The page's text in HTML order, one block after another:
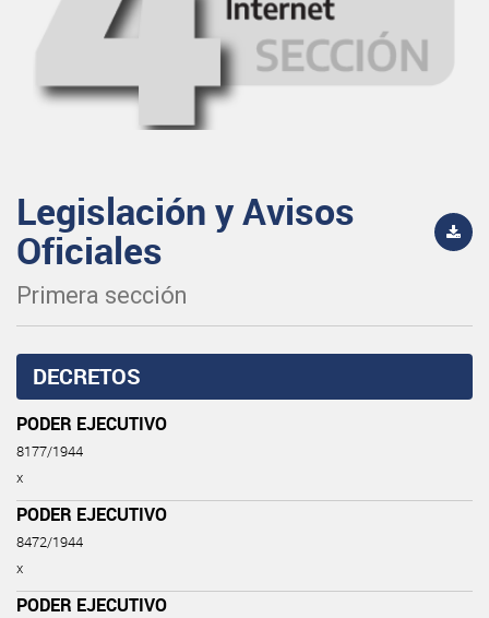
Legislación y Avisos
Oficiales
Primera sección
DECRETOS
PODER EJECUTIVO
8177/1944
x
PODER EJECUTIVO
8472/1944
x
PODER EJECUTIVO